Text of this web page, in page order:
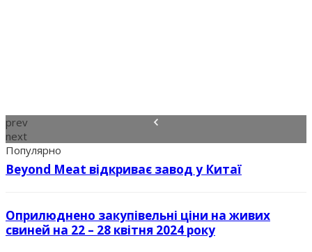
prev
next
Популярно
Beyond Meat відкриває завод у Китаї
Оприлюднено закупівельні ціни на живих
свиней на 22 – 28 квітня 2024 року